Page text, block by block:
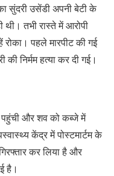
सुंदरी उसेंडी अपनी बेटी के
तभी रास्ते में आरोपी
पहले मारपीट की गई
निर्मम हत्या कर दी गई।
पहुंची और शव को कब्जे में
केंद्र में पोस्टमार्टम के
कर लिया है और
है।